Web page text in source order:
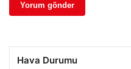
Hava Durumu